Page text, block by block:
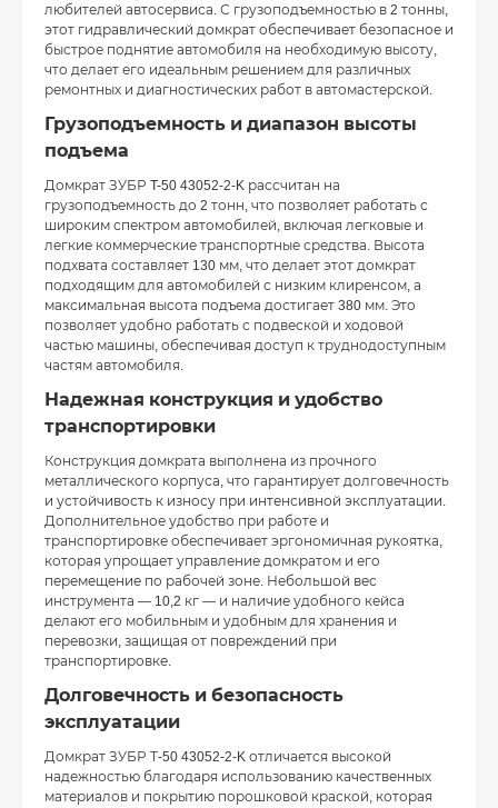
любителей автосервиса. С грузоподъемностью в 2 тонны,
этот гидравлический домкрат обеспечивает безопасное и
быстрое поднятие автомобиля на необходимую высоту,
что делает его идеальным решением для различных
ремонтных и диагностических работ в автомастерской.
Грузоподъемность и диапазон высоты
подъема
Домкрат ЗУБР T-50 43052-2-K рассчитан на
грузоподъемность до 2 тонн, что позволяет работать с
широким спектром автомобилей, включая легковые и
легкие коммерческие транспортные средства. Высота
подхвата составляет 130 мм, что делает этот домкрат
подходящим для автомобилей с низким клиренсом, а
максимальная высота подъема достигает 380 мм. Это
позволяет удобно работать с подвеской и ходовой
частью машины, обеспечивая доступ к труднодоступным
частям автомобиля.
Надежная конструкция и удобство
транспортировки
Конструкция домкрата выполнена из прочного
металлического корпуса, что гарантирует долговечность
и устойчивость к износу при интенсивной эксплуатации.
Дополнительное удобство при работе и
транспортировке обеспечивает эргономичная рукоятка,
которая упрощает управление домкратом и его
перемещение по рабочей зоне. Небольшой вес
инструмента — 10,2 кг — и наличие удобного кейса
делают его мобильным и удобным для хранения и
перевозки, защищая от повреждений при
транспортировке.
Долговечность и безопасность
эксплуатации
Домкрат ЗУБР Т-50 43052-2-K отличается высокой
надежностью благодаря использованию качественных
материалов и покрытию порошковой краской, которая